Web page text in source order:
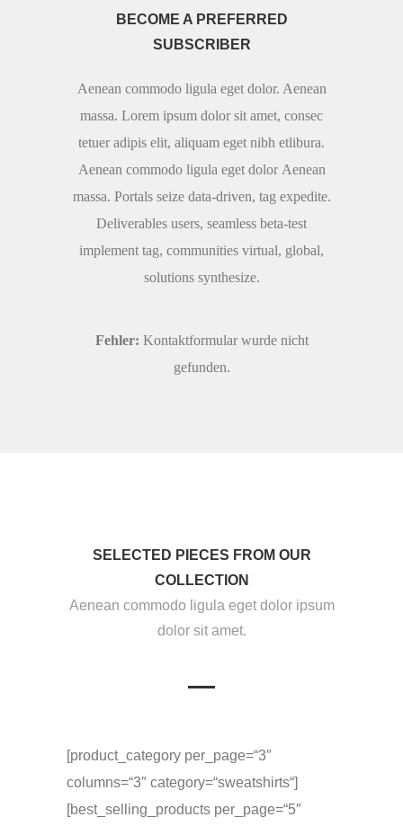
BECOME A PREFERRED
SUBSCRIBER
Aenean commodo ligula eget dolor. Aenean
massa. Lorem ipsum dolor sit amet, consec
tetuer adipis elit, aliquam eget nibh etlibura.
Aenean commodo ligula eget dolor Aenean
massa. Portals seize data-driven, tag expedite.
Deliverables users, seamless beta-test
implement tag, communities virtual, global,
solutions synthesize.
Fehler: Kontaktformular wurde nicht
gefunden.
SELECTED PIECES FROM OUR
COLLECTION
Aenean commodo ligula eget dolor ipsum
dolor sit amet.
[product_category per_page=“3″
columns=“3″ category=“sweatshirts“]
[best_selling_products per_page=“5″